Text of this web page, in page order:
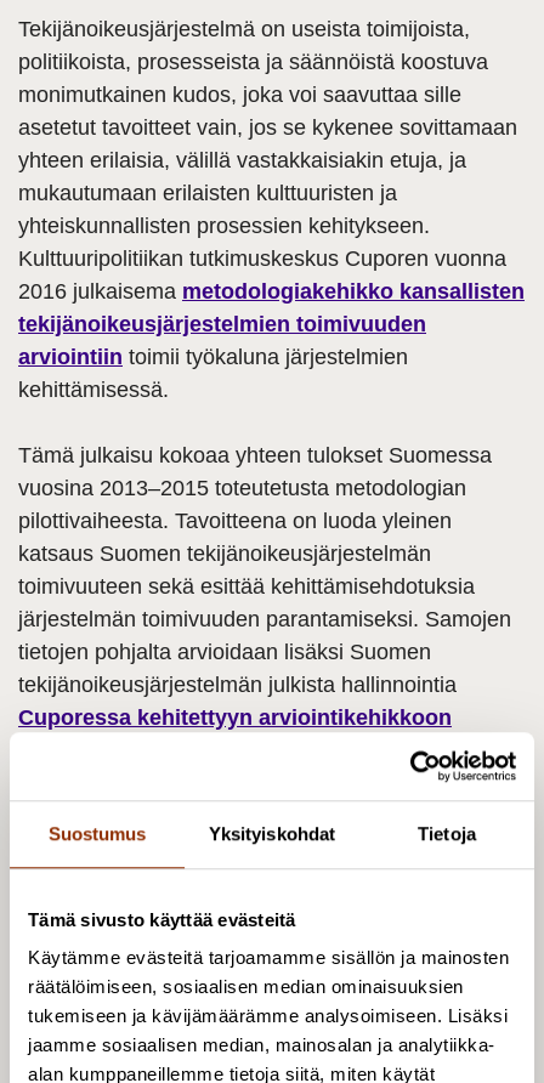
Suostumus Yksityiskohdat Tietoja
Tämä sivusto käyttää evästeitä
Käytämme evästeitä tarjoamamme sisällön ja mainosten
räätälöimiseen, sosiaalisen median ominaisuuksien
tukemiseen ja kävijämäärämme analysoimiseen. Lisäksi
jaamme sosiaalisen median, mainosalan ja analytiikka-
alan kumppaneillemme tietoja siitä, miten käytät
Tekijänoikeusjärjestelmä on useista toimijoista,
politiikoista, prosesseista ja säännöistä koostuva
monimutkainen kudos, joka voi saavuttaa sille
asetetut tavoitteet vain, jos se kykenee sovittamaan
yhteen erilaisia, välillä vastakkaisiakin etuja, ja
mukautumaan erilaisten kulttuuristen ja
yhteiskunnallisten prosessien kehitykseen.
Kulttuuripolitiikan tutkimuskeskus Cuporen vuonna
2016 julkaisema metodologiakehikko kansallisten
tekijänoikeusjärjestelmien toimivuuden
arviointiin toimii työkaluna järjestelmien
kehittämisessä.
Tämä julkaisu kokoaa yhteen tulokset Suomessa
vuosina 2013–2015 toteutetusta metodologian
pilottivaiheesta. Tavoitteena on luoda yleinen
katsaus Suomen tekijänoikeusjärjestelmän
toimivuuteen sekä esittää kehittämisehdotuksia
järjestelmän toimivuuden parantamiseksi. Samojen
tietojen pohjalta arvioidaan lisäksi Suomen
tekijänoikeusjärjestelmän julkista hallinnointia
Cuporessa kehitettyyn arviointikehikkoon
ja selvitetään, ovatko julkisten
toimijoiden organisatorinen rakenne ja toiminta
periaatteiden mukaiset.
Suomenkielinen käännös on toteutettu alun perin
englanninkielisen tekstin pohjalta.
Julkaisun tiivistelmä on saatavillatäältä.